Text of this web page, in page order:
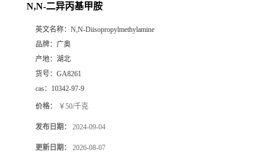
N,N-二异丙基甲胺
英文名称： N,N-Diisopropylmethylamine
品牌： 广奥
产地： 湖北
货号： GA8261
cas： 10342-97-9
价格： ￥50/千克
发布日期： 2024-09-04
更新日期： 2026-08-07